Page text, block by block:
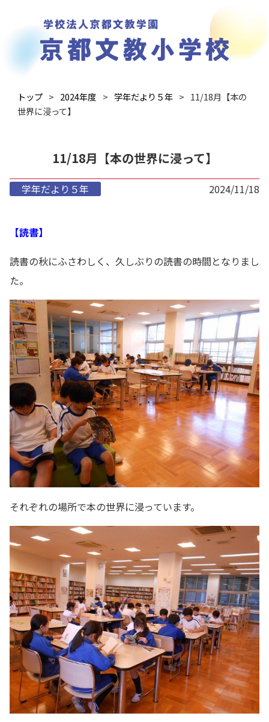
トップ 2024年度 学年だより５年
11/18月【本の
世界に浸って】
11/18月【本の世界に浸って】
学年だより５年 2024/11/18
【読書】
読書の秋にふさわしく、久しぶりの読書の時間となりまし
た。
それぞれの場所で本の世界に浸っています。